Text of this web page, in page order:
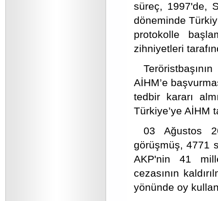
süreç, 1997'de,
döneminde
protokolle
zihniyetleri
AİHM’e
tedbir kararı
Türkiye’ye AİHM
03 Ağustos
görüşmüş, 4771
AKP'nin 41
cezasının
yönünde oy